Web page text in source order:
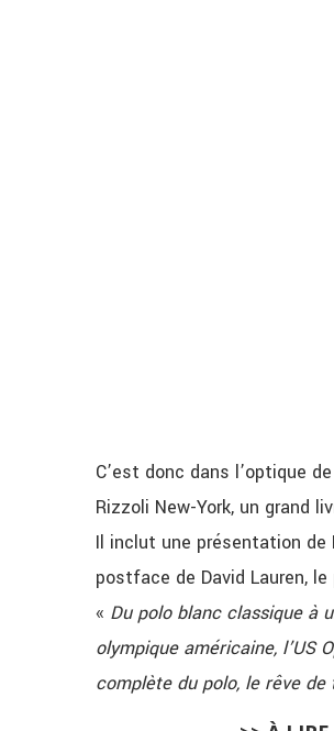
C’est donc dans l’optique
Rizzoli New-York, un grand
Il inclut une présentation de
postface de David Lauren,
« Du polo blanc classique à
olympique américaine, l’US
complète du polo, le rêve